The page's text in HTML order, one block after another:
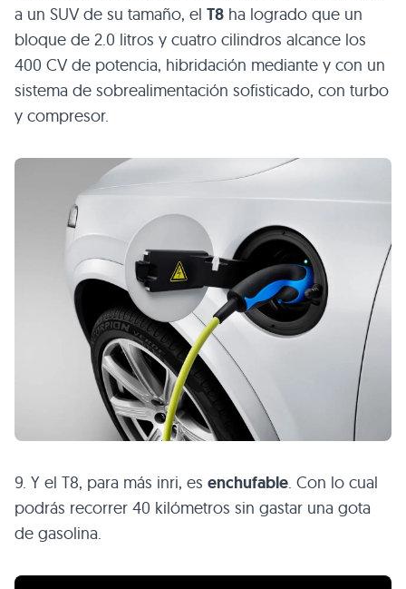
a un SUV de su tamaño, el T8 ha logrado que un
bloque de 2.0 litros y cuatro cilindros alcance los
400 CV de potencia, hibridación mediante y con un
sistema de sobrealimentación sofisticado, con turbo
y compresor.
9. Y el T8, para más inri, es enchufable. Con lo cual
podrás recorrer 40 kilómetros sin gastar una gota
de gasolina.